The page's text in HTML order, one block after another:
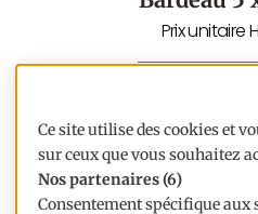
Ce site utilise des cookies et
sur ceux que vous souhaitez
Nos partenaires(6)
Consentement spécifique aux
Prix unitaire